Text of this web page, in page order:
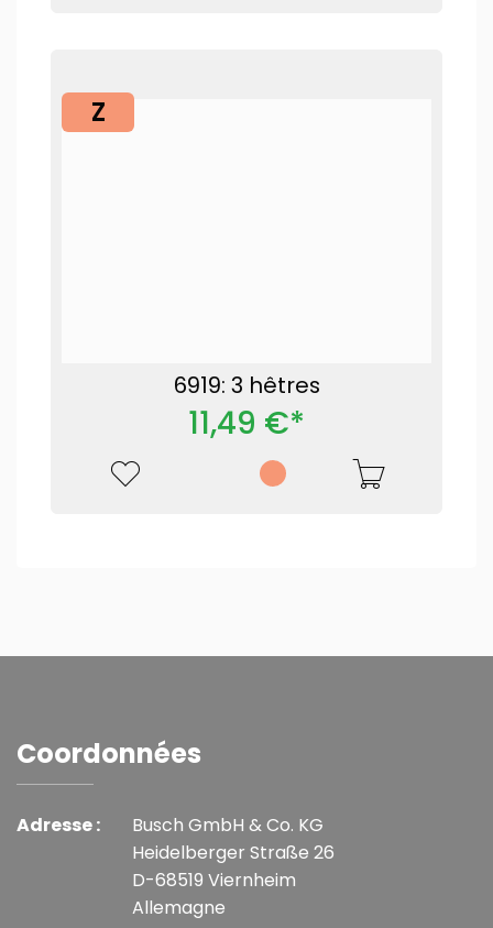
Z
6919: 3 hêtres
11,49 €*
Coordonnées
Adresse :
Busch GmbH & Co. KG
Heidelberger Straße 26
D-68519 Viernheim
Allemagne